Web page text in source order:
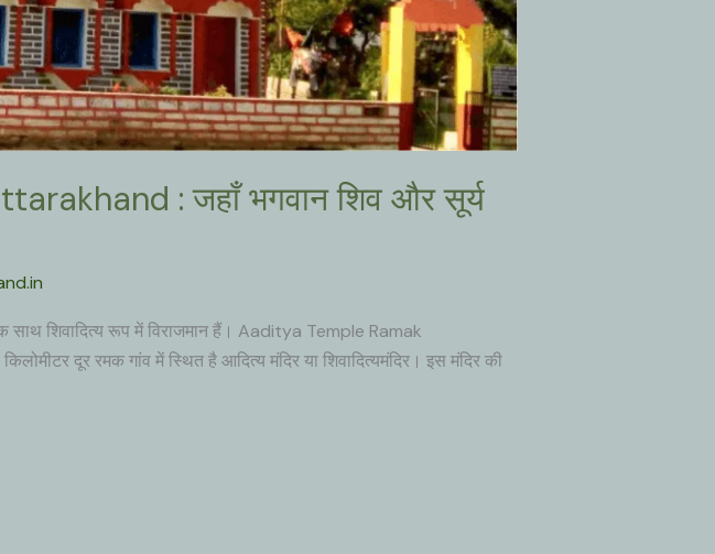
: जहाँ भगवान शिव और सूर्य
शिवादित्य रूप में विराजमान हैं। Aaditya Temple Ramak
दूर रमक गांव में स्थित है आदित्य मंदिर या शिवादित्यमंदिर। इस मंदिर की